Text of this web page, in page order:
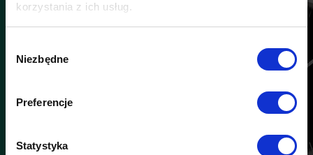
korzystania z ich usług.
zgody
Niezbędne
Preferencje
Statystyka